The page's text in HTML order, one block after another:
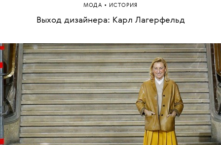
МОДА • ИСТОРИЯ
Выход дизайнера: Карл Лагерфельд